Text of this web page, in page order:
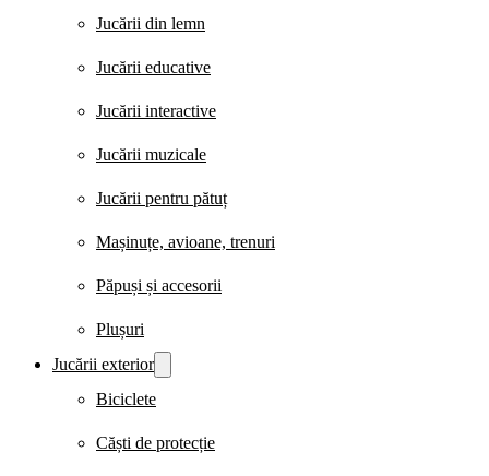
Jucării din lemn
Jucării educative
Jucării interactive
Jucării muzicale
Jucării pentru pătuț
Mașinuțe, avioane, trenuri
Păpuși și accesorii
Plușuri
Jucării exterior
Biciclete
Căști de protecție